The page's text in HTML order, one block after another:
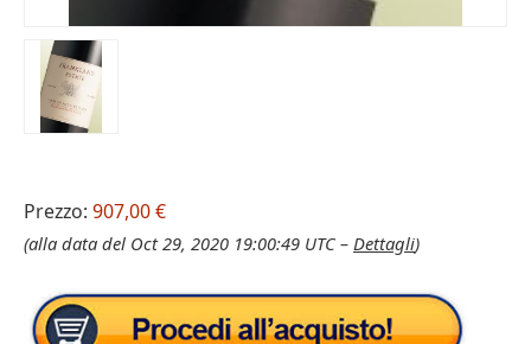
Prezzo: 907,00 €
(alla data del Oct 29, 2020 19:00:49 UTC – Dettagli)